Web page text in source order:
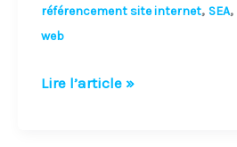
référencement site internet, SEA,
web
Lire l’article »